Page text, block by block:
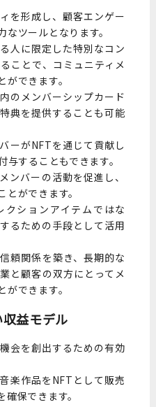
を形成し、顧客エンゲー
ツールとなります。
人に限定した特別なコン
ことで、コミュニティメ
できます。
のメンバーシップカード
典を提供することも可能
ーがNFTを通じて貢献し
することもできます。
ンバーの活動を促進し、
ができます。
ションアイテムではな
るための手段として活用
頼関係を築き、長期的な
と顧客の双方にとってメ
できます。
益モデル
会を創出するための有効
楽作品をNFTとして販売
保できます。